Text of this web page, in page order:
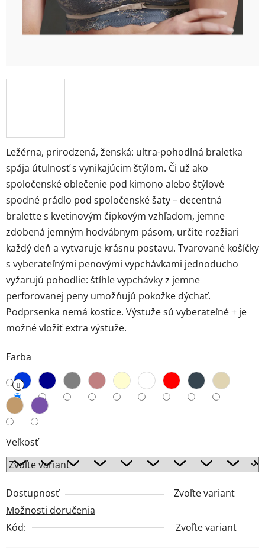
Ležérna, prirodzená, ženská: ultra-pohodlná braletka
spája útulnosť s vynikajúcim štýlom. Či už ako
spoločenské oblečenie pod kimono alebo štýlové
spodné prádlo pod spoločenské šaty – decentná
bralette s kvetinovým čipkovým vzhľadom, jemne
zdobená jemným hodvábnym pásom, určite rozžiari
každý deň a vytvaruje krásnu postavu. Tvarované košíčky
s vyberateľnými penovými vypchávkami jednoducho
vyžarujú pohodlie: štíhle vypchávky z jemne
perforovanej peny umožňujú pokožke dýchať.
Podprsenka nemá kostice. Výstuže sú vyberateľné + je
možné vložiť extra výstuže.
Farba
Veľkosť
Dostupnosť
Zvoľte variant
Možnosti doručenia
Kód:
Zvoľte variant